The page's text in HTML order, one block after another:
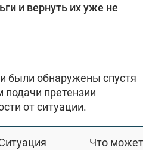
и вернуть их уже не
были обнаружены спустя
подачи претензии
от ситуации.
Что может